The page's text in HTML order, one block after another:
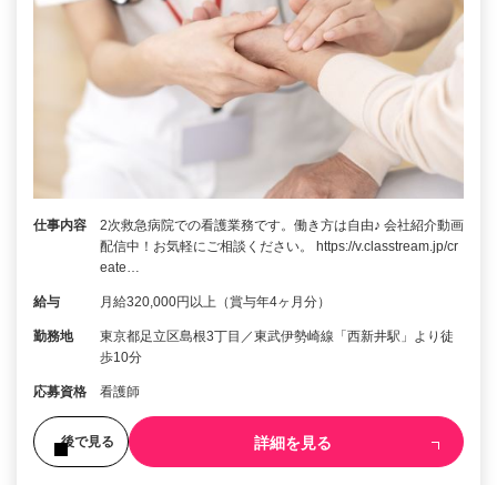
仕事内容
2次救急病院での看護業務です。働き方は自由♪ 会社紹介動画
配信中！お気軽にご相談ください。 https://v.classtream.jp/cr
eate…
給与 月給320,000円以上（賞与年4ヶ月分）
勤務地
東京都足立区島根3丁目／東武伊勢崎線「西新井駅」より徒
歩10分
応募資格 看護師
後で見る 詳細を見る